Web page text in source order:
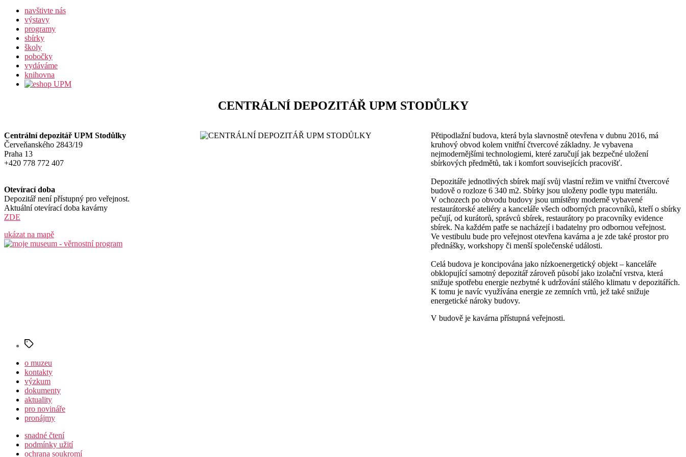
navštivte nás
výstavy
programy
sbírky
školy
pobočky
vydáváme
knihovna
CENTRÁLNÍ DEPOZITÁŘ UPM STODŮLKY
Centrální depozitář UPM Stodůlky
Červeňanského 2843/19
Praha 13
+420 778 772 407
Otevírací doba
Depozitář není přístupný pro veřejnost.
Aktuální otevírací doba kavárny
ZDE
ukázat na mapě
Pětipodlažní budova, která byla slavnostně otevřena v dubnu 2016, má
kruhový obvod kolem vnitřní čtvercové základny. Je vybavena
nejmodernějšími technologiemi, které zaručují jak bezpečné uložení
sbírkových předmětů, tak i komfort souvisejících pracovišť.
Depozitáře jednotlivých sbírek mají svůj vlastní režim ve vnitřní čtvercové
budově o rozloze 6 340 m2. Sbírky jsou uloženy podle typu materiálu.
V ochozech po obvodu budovy jsou umístěny moderně vybavené
restaurátorské ateliéry a kanceláře všech odborných pracovníků, kteří o sbírky
pečují, od kurátorů, správců sbírek, restaurátory po pracovníky evidence
sbírek. Na každém patře se nacházejí i badatelny pro odbornou veřejnost.
Ve vestibulu bude pro veřejnost otevřena kavárna a je zde také prostor pro
přednášky, workshopy či menší společenské události.
Celá budova je koncipována jako nízkoenergetický objekt – kanceláře
obklopující samotný depozitář zároveň působí jako izolační vrstva, která
snižuje spotřebu energie nezbytné k udržování stálého klimatu v depozitářích.
K tomu je navíc využívána energie ze zemních vrtů, jež také snižuje
energetické nároky budovy.
V budově je kavárna přístupná veřejnosti.
Štítky
o muzeu
kontakty
výzkum
dokumenty
aktuality
pro novináře
pronájmy
snadné čtení
podmínky užití
ochrana soukromí